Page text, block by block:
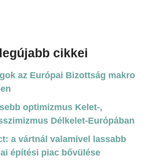
cikkei
az Európai Bizottság makro
optimizmus Kelet-,
Délkelet-Európában
a vártnál valamivel lassabb
építési piac bővülése